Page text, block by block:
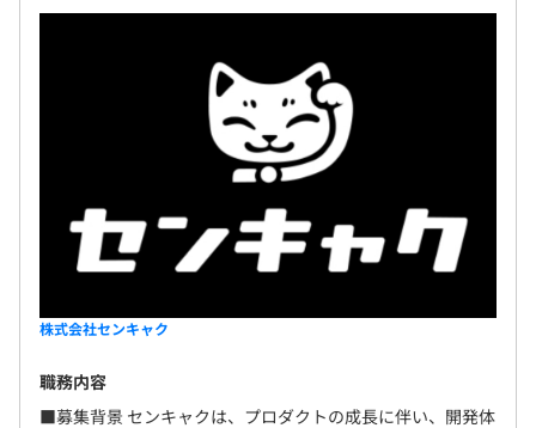
株式会社センキャク
職務内容
■募集背景 センキャクは、プロダクトの成長に伴い、開発体